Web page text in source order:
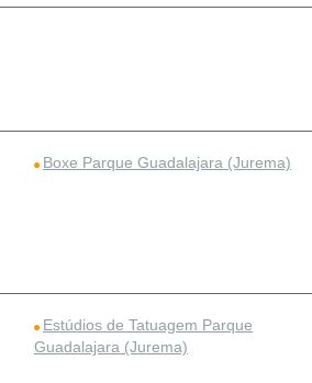
Boxe Parque Guadalajara (Jurema)
Estúdios de Tatuagem Parque
Guadalajara (Jurema)